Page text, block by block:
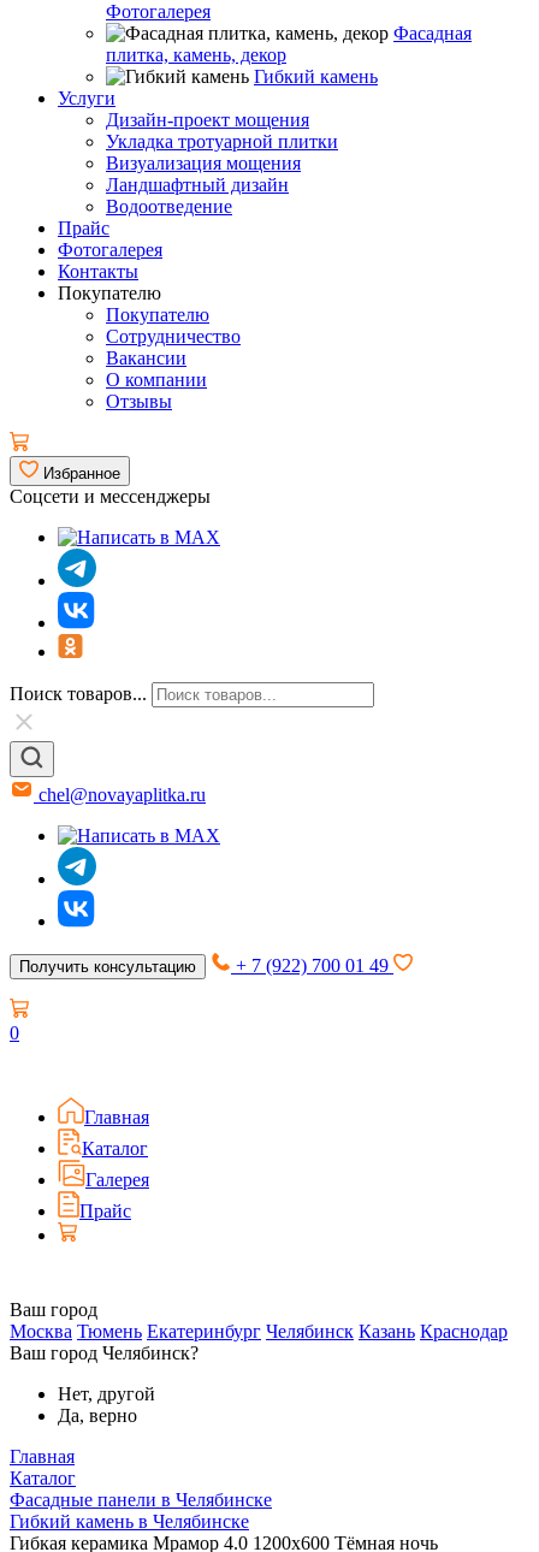
Фотогалерея
Фасадная
плитка, камень, декор
Гибкий камень
Услуги
Дизайн-проект мощения
Укладка тротуарной плитки
Визуализация мощения
Ландшафтный дизайн
Водоотведение
Прайс
Фотогалерея
Контакты
Покупателю
Покупателю
Сотрудничество
Вакансии
О компании
Отзывы
Избранное
Соцсети и мессенджеры
Поиск товаров...
chel@novayaplitka.ru
Получить консультацию + 7 (922) 700 01 49
0
Главная
Каталог
Галерея
Прайс
Ваш город
Москва Тюмень Екатеринбург Челябинск Казань Краснодар
Ваш город Челябинск?
Нет, другой
Да, верно
Главная
Каталог
Фасадные панели в Челябинске
Гибкий камень в Челябинске
Гибкая керамика Мрамор 4.0 1200x600 Тёмная ночь